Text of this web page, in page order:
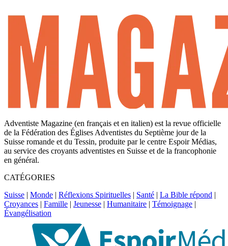
Adventiste Magazine (en français et en italien) est la revue officielle
de la Fédération des Églises Adventistes du Septième jour de la
Suisse romande et du Tessin, produite par le centre Espoir Médias,
au service des croyants adventistes en Suisse et de la francophonie
en général.
CATÉGORIES
Suisse | Monde | Réflexions Spirituelles | Santé | La Bible répond |
Croyances | Famille | Jeunesse | Humanitaire | Témoignage |
Évangélisation